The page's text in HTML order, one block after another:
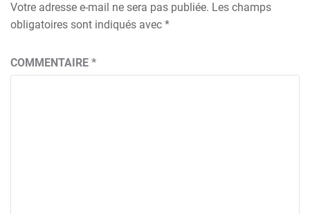
Votre adresse e-mail ne sera pas publiée. Les champs
obligatoires sont indiqués avec *
COMMENTAIRE *